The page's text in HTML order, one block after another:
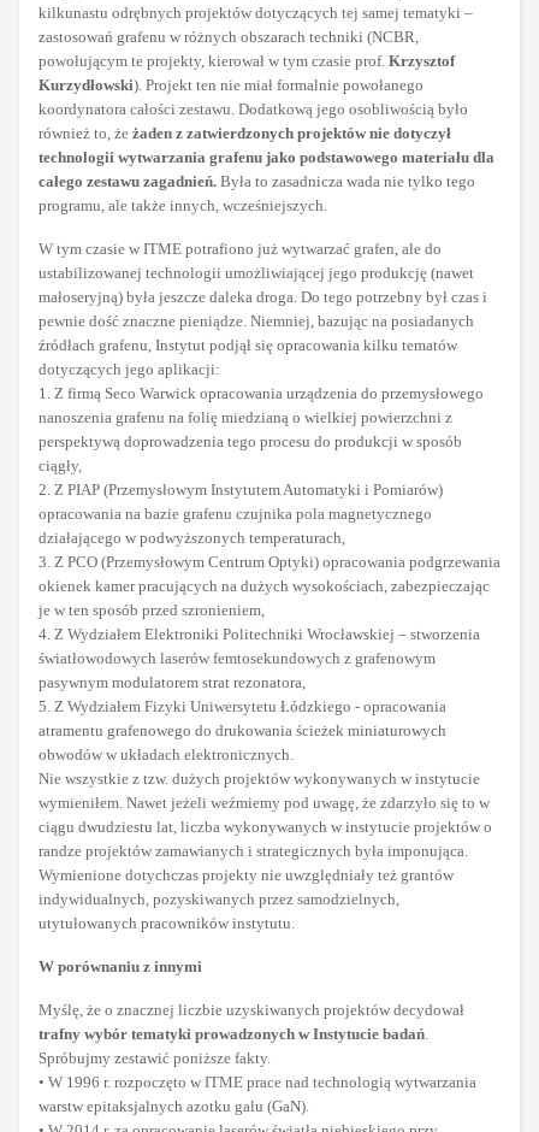
kilkunastu odrębnych projektów dotyczących tej samej tematyki –
zastosowań grafenu w różnych obszarach techniki (NCBR,
powołującym te projekty, kierował w tym czasie prof. Krzysztof
Kurzydłowski). Projekt ten nie miał formalnie powołanego
koordynatora całości zestawu. Dodatkową jego osobliwością było
również to, że żaden z zatwierdzonych projektów nie dotyczył
technologii wytwarzania grafenu jako podstawowego materiału dla
całego zestawu zagadnień. Była to zasadnicza wada nie tylko tego
programu, ale także innych, wcześniejszych.
W tym czasie w ITME potrafiono już wytwarzać grafen, ale do
ustabilizowanej technologii umożliwiającej jego produkcję (nawet
małoseryjną) była jeszcze daleka droga. Do tego potrzebny był czas i
pewnie dość znaczne pieniądze. Niemniej, bazując na posiadanych
źródłach grafenu, Instytut podjął się opracowania kilku tematów
dotyczących jego aplikacji:
1. Z firmą Seco Warwick opracowania urządzenia do przemysłowego
nanoszenia grafenu na folię miedzianą o wielkiej powierzchni z
perspektywą doprowadzenia tego procesu do produkcji w sposób
ciągły,
2. Z PIAP (Przemysłowym Instytutem Automatyki i Pomiarów)
opracowania na bazie grafenu czujnika pola magnetycznego
działającego w podwyższonych temperaturach,
3. Z PCO (Przemysłowym Centrum Optyki) opracowania podgrzewania
okienek kamer pracujących na dużych wysokościach, zabezpieczając
je w ten sposób przed szronieniem,
4. Z Wydziałem Elektroniki Politechniki Wrocławskiej – stworzenia
światłowodowych laserów femtosekundowych z grafenowym
pasywnym modulatorem strat rezonatora,
5. Z Wydziałem Fizyki Uniwersytetu Łódzkiego - opracowania
atramentu grafenowego do drukowania ścieżek miniaturowych
obwodów w układach elektronicznych.
Nie wszystkie z tzw. dużych projektów wykonywanych w instytucie
wymieniłem. Nawet jeżeli weźmiemy pod uwagę, że zdarzyło się to w
ciągu dwudziestu lat, liczba wykonywanych w instytucie projektów o
randze projektów zamawianych i strategicznych była imponująca.
Wymienione dotychczas projekty nie uwzględniały też grantów
indywidualnych, pozyskiwanych przez samodzielnych,
utytułowanych pracowników instytutu.
W porównaniu z innymi
Myślę, że o znacznej liczbie uzyskiwanych projektów decydował
trafny wybór tematyki prowadzonych w Instytucie badań.
Spróbujmy zestawić poniższe fakty.
• W 1996 r. rozpoczęto w ITME prace nad technologią wytwarzania
warstw epitaksjalnych azotku galu (GaN).